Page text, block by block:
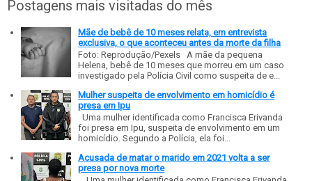
Postagens mais visitadas do mês
Mãe de bebê de 10 meses relata, em entrevista
exclusiva, o que aconteceu antes da morte da filha
Foto: Reprodução/Pexels A mãe da pequena
Helena, bebê de 10 meses que morreu em um caso
investigado pela Polícia Civil como suspeita de e...
Mulher suspeita de envolvimento em homicídio é
presa em Ipu
Uma mulher identificada como Francisca Erivanda
foi presa em Ipu, suspeita de envolvimento em um
homicídio. Segundo a Polícia, ela foi...
Acusada de matar o marido em 2021 volta a ser
presa por nova morte